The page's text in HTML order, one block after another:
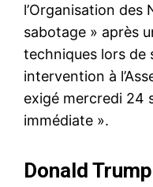
l’Organisation des
sabotage » après
techniques lors de
intervention à
exigé mercredi 24
immédiate ».
Donald